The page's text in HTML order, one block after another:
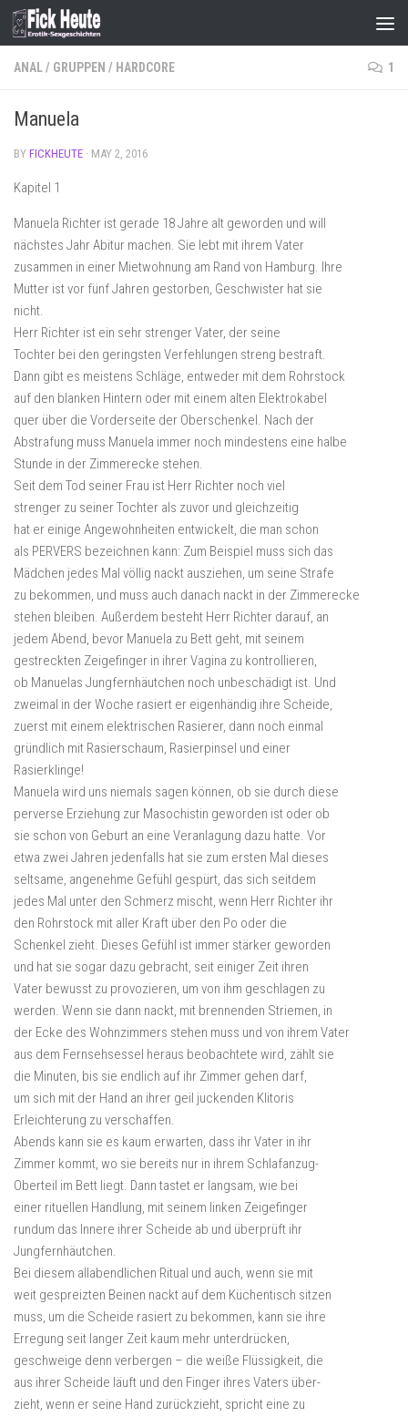
Skip to content
ANAL/ GRUPPEN / HARDCORE 1
Manuela
BY FICKHEUTE · MAY 2, 2016
Kapitel 1
Manuela Richter ist gerade 18 Jahre alt geworden und will
nächstes Jahr Abitur machen. Sie lebt mit ihrem Vater
zusammen in einer Mietwohnung am Rand von Hamburg. Ihre
Mutter ist vor fünf Jahren gestorben, Geschwister hat sie
nicht.
Herr Richter ist ein sehr strenger Vater, der seine
Tochter bei den geringsten Verfehlungen streng bestraft.
Dann gibt es meistens Schläge, entweder mit dem Rohrstock
auf den blanken Hintern oder mit einem alten Elektrokabel
quer über die Vorderseite der Oberschenkel. Nach der
Abstrafung muss Manuela immer noch mindestens eine halbe
Stunde in der Zimmerecke stehen.
Seit dem Tod seiner Frau ist Herr Richter noch viel
strenger zu seiner Tochter als zuvor und gleichzeitig
hat er einige Angewohnheiten entwickelt, die man schon
als PERVERS bezeichnen kann: Zum Beispiel muss sich das
Mädchen jedes Mal völlig nackt ausziehen, um seine Strafe
zu bekommen, und muss auch danach nackt in der Zimmerecke
stehen bleiben. Außerdem besteht Herr Richter darauf, an
jedem Abend, bevor Manuela zu Bett geht, mit seinem
gestreckten Zeigefinger in ihrer Vagina zu kontrollieren,
ob Manuelas Jungfernhäutchen noch unbeschädigt ist. Und
zweimal in der Woche rasiert er eigenhändig ihre Scheide,
zuerst mit einem elektrischen Rasierer, dann noch einmal
gründlich mit Rasierschaum, Rasierpinsel und einer
Rasierklinge!
Manuela wird uns niemals sagen können, ob sie durch diese
perverse Erziehung zur Masochistin geworden ist oder ob
sie schon von Geburt an eine Veranlagung dazu hatte. Vor
etwa zwei Jahren jedenfalls hat sie zum ersten Mal dieses
seltsame, angenehme Gefühl gespürt, das sich seitdem
jedes Mal unter den Schmerz mischt, wenn Herr Richter ihr
den Rohrstock mit aller Kraft über den Po oder die
Schenkel zieht. Dieses Gefühl ist immer stärker geworden
und hat sie sogar dazu gebracht, seit einiger Zeit ihren
Vater bewusst zu provozieren, um von ihm geschlagen zu
werden. Wenn sie dann nackt, mit brennenden Striemen, in
der Ecke des Wohnzimmers stehen muss und von ihrem Vater
aus dem Fernsehsessel heraus beobachtete wird, zählt sie
die Minuten, bis sie endlich auf ihr Zimmer gehen darf,
um sich mit der Hand an ihrer geil juckenden Klitoris
Erleichterung zu verschaffen.
Abends kann sie es kaum erwarten, dass ihr Vater in ihr
Zimmer kommt, wo sie bereits nur in ihrem Schlafanzug-
Oberteil im Bett liegt. Dann tastet er langsam, wie bei
einer rituellen Handlung, mit seinem linken Zeigefinger
rundum das Innere ihrer Scheide ab und überprüft ihr
Jungfernhäutchen.
Bei diesem allabendlichen Ritual und auch, wenn sie mit
weit gespreizten Beinen nackt auf dem Küchentisch sitzen
muss, um die Scheide rasiert zu bekommen, kann sie ihre
Erregung seit langer Zeit kaum mehr unterdrücken,
geschweige denn verbergen – die weiße Flüssigkeit, die
aus ihrer Scheide läuft und den Finger ihres Vaters über-
zieht, wenn er seine Hand zurückzieht, spricht eine zu